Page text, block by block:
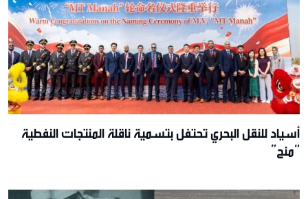
أسياد للنقل البحري تحتفل بتسمية ناقلة المنتجات النفطية
“منح”